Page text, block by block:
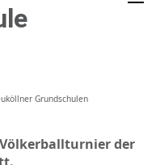
Grundschulen
Völkerballturnier der